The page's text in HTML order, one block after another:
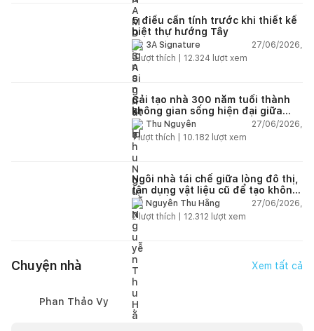
5 điều cần tính trước khi thiết kế
biệt thự hướng Tây
3A Signature
27/06/2026,
2lượt thích | 12.324 lượt xem
Cải tạo nhà 300 năm tuổi thành
không gian sống hiện đại giữa
thiên nhiên
Thu Nguyễn
27/06/2026,
1lượt thích | 10.182 lượt xem
Ngôi nhà tái chế giữa lòng đô thị,
tận dụng vật liệu cũ để tạo không
gian sống linh hoạt
Nguyễn Thu Hằng
27/06/2026,
2lượt thích | 12.312 lượt xem
Chuyện nhà Xem tất cả
Phan Thảo Vy